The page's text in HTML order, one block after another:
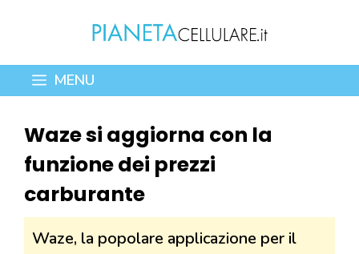
contenuto
MENU
Waze si aggiorna con la
funzione dei prezzi
carburante
Waze, la popolare applicazione per il